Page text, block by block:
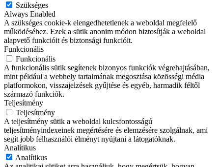
Szükséges
Always Enabled
A szükséges cookie-k elengedhetetlenek a weboldal megfelelő
működéséhez. Ezek a sütik anonim módon biztosítják a weboldal
alapvető funkcióit és biztonsági funkcióit.
Funkcionális
Funkcionális
A funkcionális sütik segítenek bizonyos funkciók végrehajtásában,
mint például a webhely tartalmának megosztása közösségi média
platformokon, visszajelzések gyűjtése és egyéb, harmadik féltől
származó funkciók.
Teljesítmény
Teljesítmény
A teljesítmény sütik a weboldal kulcsfontosságú
teljesítményindexeinek megértésére és elemzésére szolgálnak, ami
segít jobb felhasználói élményt nyújtani a látogatóknak.
Analítikus
Analítikus